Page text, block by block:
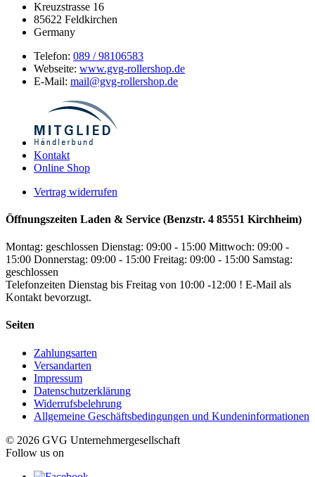
Kreuzstrasse 16
85622 Feldkirchen
Germany
Telefon: 089 / 98106583
Webseite: www.gvg-rollershop.de
E-Mail: mail@gvg-rollershop.de
Kontakt
Online Shop
Vertrag widerrufen
Öffnungszeiten Laden & Service (Benzstr. 4 85551 Kirchheim)
Montag: geschlossen Dienstag: 09:00 - 15:00 Mittwoch: 09:00 -
15:00 Donnerstag: 09:00 - 15:00 Freitag: 09:00 - 15:00 Samstag:
geschlossen
Telefonzeiten Dienstag bis Freitag von 10:00 -12:00 ! E-Mail als
Kontakt bevorzugt.
Seiten
Zahlungsarten
Versandarten
Impressum
Datenschutzerklärung
Widerrufsbelehrung
Allgemeine Geschäftsbedingungen und Kundeninformationen
© 2026 GVG Unternehmergesellschaft
Follow us on